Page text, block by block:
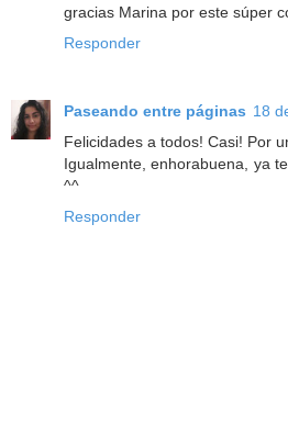
gracias Marina por este súper
Responder
Paseando entre páginas 18
Felicidades a todos! Casi! Por
Igualmente, enhorabuena, ya
^^
Responder